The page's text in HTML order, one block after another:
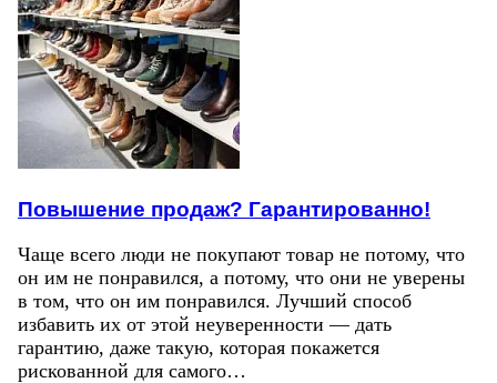
Повышение продаж? Гарантированно!
Чаще всего люди не покупают товар не потому, что
он им не понравился, а потому, что они не уверены
в том, что он им понравился. Лучший способ
избавить их от этой неуверенности — дать
гарантию, даже такую, которая покажется
рискованной для самого…